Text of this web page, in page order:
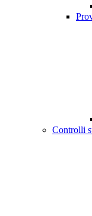
Controlli